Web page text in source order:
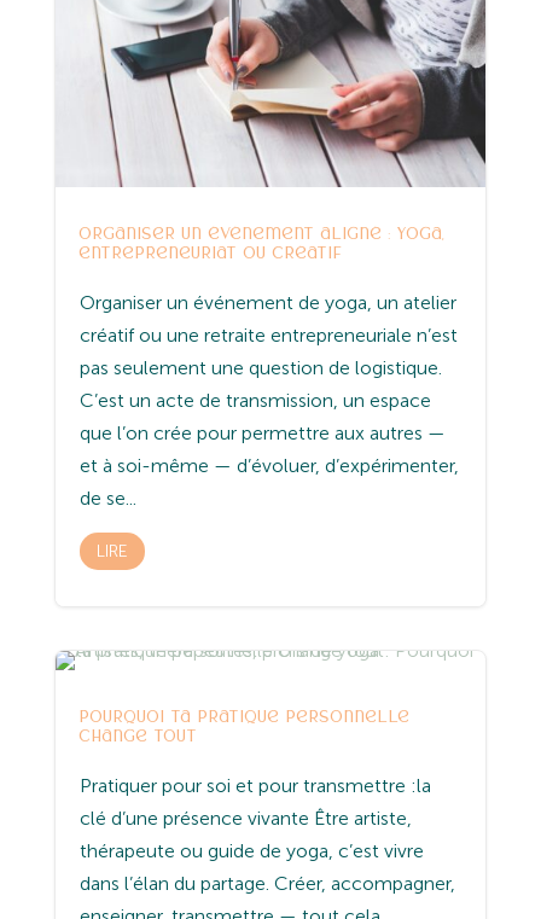
Organiser un événement aligné : yoga,
entrepreneuriat ou créatif
Organiser un événement de yoga, un atelier
créatif ou une retraite entrepreneuriale n’est
pas seulement une question de logistique.
C’est un acte de transmission, un espace
que l’on crée pour permettre aux autres —
et à soi-même — d’évoluer, d’expérimenter,
de se...
LIRE
Pourquoi ta pratique personnelle
change tout
Pratiquer pour soi et pour transmettre :la
clé d’une présence vivante Être artiste,
thérapeute ou guide de yoga, c’est vivre
dans l’élan du partage. Créer, accompagner,